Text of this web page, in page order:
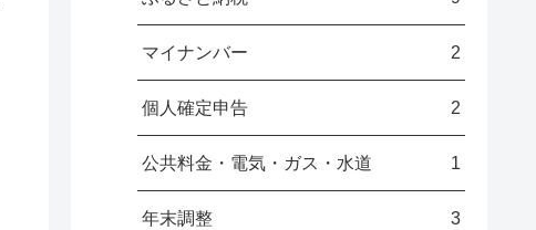
マイナンバー 2
個人確定申告 2
公共料金・電気・ガス・水道 1
年末調整 3